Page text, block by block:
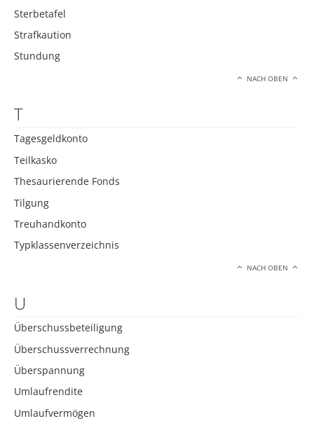
Sterbetafel
Strafkaution
Stundung
NACH OBEN
T
Tagesgeldkonto
Teilkasko
Thesaurierende Fonds
Tilgung
Treuhandkonto
Typklassenverzeichnis
NACH OBEN
U
Überschussbeteiligung
Überschussverrechnung
Überspannung
Umlaufrendite
Umlaufvermögen